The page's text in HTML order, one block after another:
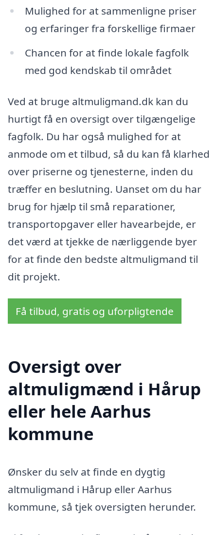
Mulighed for at sammenligne priser
og erfaringer fra forskellige firmaer
Chancen for at finde lokale fagfolk
med god kendskab til området
Ved at bruge altmuligmand.dk kan du
hurtigt få en oversigt over tilgængelige
fagfolk. Du har også mulighed for at
anmode om et tilbud, så du kan få klarhed
over priserne og tjenesterne, inden du
træffer en beslutning. Uanset om du har
brug for hjælp til små reparationer,
transportopgaver eller havearbejde, er
det værd at tjekke de nærliggende byer
for at finde den bedste altmuligmand til
dit projekt.
Få tilbud, gratis og uforpligtende
Oversigt over
altmuligmænd i Hårup
eller hele Aarhus
kommune
Ønsker du selv at finde en dygtig
altmuligmand i Hårup eller Aarhus
kommune, så tjek oversigten herunder.